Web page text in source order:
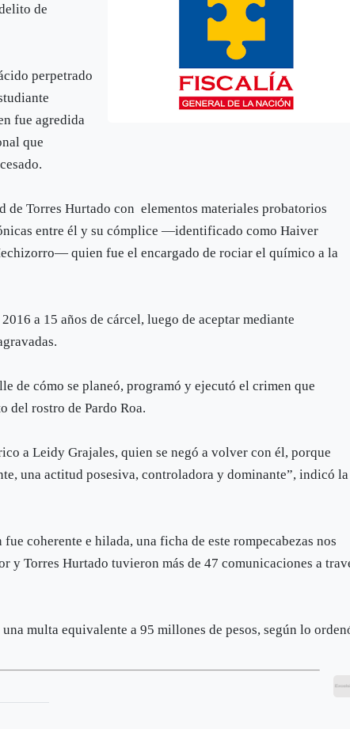
de
perpetrado
fue agredida
que
de Torres Hurtado con elementos materiales probatorios
entre él y su cómplice —identificado como Haiver
quien fue el encargado de rociar el químico a la
a 15 años de cárcel, luego de aceptar mediante
de cómo se planeó, programó y ejecutó el crimen que
del rostro de Pardo Roa.
a Leidy Grajales, quien se negó a volver con él, porque
una actitud posesiva, controladora y dominante”, indicó la
coherente e hilada, una ficha de este rompecabezas nos
y Torres Hurtado tuvieron más de 47 comunicaciones a
multa equivalente a 95 millones de pesos, según lo